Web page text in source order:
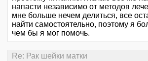
напасти независимо от методов
мне больше нечем делиться, все
найти самостоятельно, поэтому я
чем бы я мог помочь.
Re: Рак шейки матки